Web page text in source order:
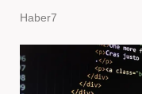
Haber7